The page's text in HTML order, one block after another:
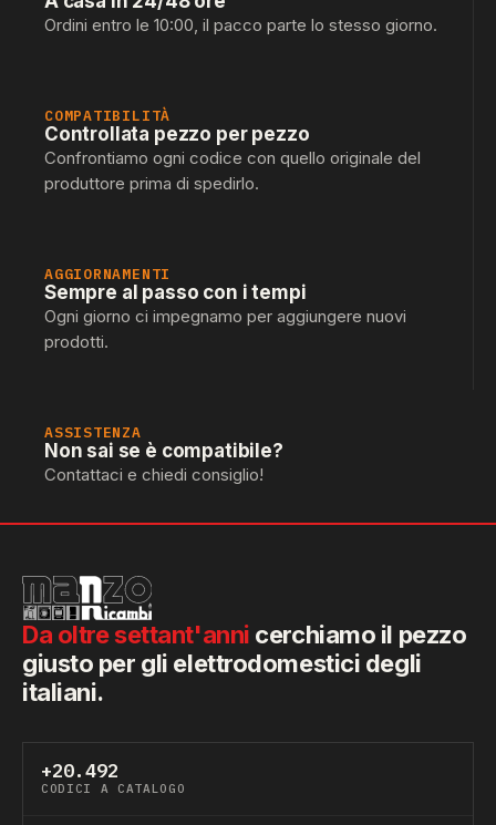
Ordini entro le 10:00, il pacco parte lo stesso giorno.
COMPATIBILITÀ
Controllata pezzo per pezzo
Confrontiamo ogni codice con quello originale del
produttore prima di spedirlo.
AGGIORNAMENTI
Sempre al passo con i tempi
Ogni giorno ci impegnamo per aggiungere nuovi
prodotti.
ASSISTENZA
Non sai se è compatibile?
Contattaci e chiedi consiglio!
Da oltre settant'anni cerchiamo il pezzo
giusto per gli elettrodomestici degli
italiani.
+20.492
CODICI A CATALOGO